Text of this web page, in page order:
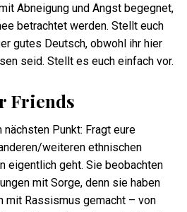
Abneigung und Angst begegnet,
betrachtet werden. Stellt euch
gutes Deutsch, obwohl ihr hier
seid. Stellt es euch einfach vor.
Friends
Punkt: Fragt eure
weiteren ethnischen
eigentlich geht. Sie beobachten
mit Sorge, denn sie haben
mit Rassismus gemacht – von